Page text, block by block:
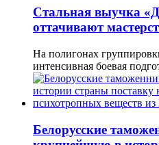
Стальная выучка
оттачивают
На полигонах
интенсивная боевая
Белорусские